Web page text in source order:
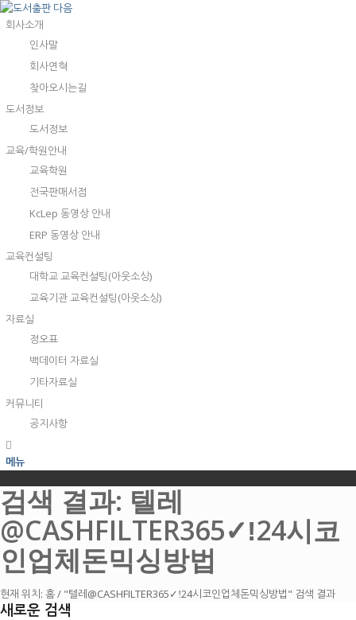
회사소개
인사말
회사연혁
찾아오시는길
도서정보
도서정보
교육/학원안내
교육학원
전국판매서점
KcLep 동영상 안내
ERP 동영상 안내
교육컨설팅
대학교 교육컨설팅(아웃소싱)
교육기관 교육컨설팅(아웃소싱)
자료실
정오표
백데이터 자료실
기타자료실
커뮤니티
공지사항
메뉴
검색 결과: 텔레
@CASHFILTER365✓ǃ24시코
인업체돈믹싱방법
현재 위치: 홈/ "텔레@CASHFILTER365✓ǃ24시코인업체돈믹싱방법" 검색 결과
새로운 검색